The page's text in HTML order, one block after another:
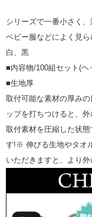
シリーズで一番小さく
ベビー服などによく見
白、黒
■内容物/100組セット(
■生地厚
取付可能な素材の厚み
ップを打ちつけると、外
取付素材を圧縮した状
す!※ 伸びる生地やタオ
いただきますと、より外